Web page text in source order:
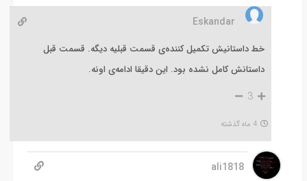
Eskandar
خط داستانیش تکمیل کننده‌ی قسمت قبلیه دیگه. قسمت قبل
داستانش کامل نشده بود. این دقیقا ادامه‌ی اونه.
3
4 ماه گذشته
ali1818